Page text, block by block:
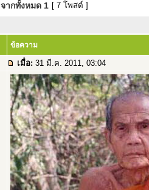
จากทั้งหมด 1 [ 7 โพสต์ ]
ข้อความ
เมื่อ: 31 มี.ค. 2011, 03:04